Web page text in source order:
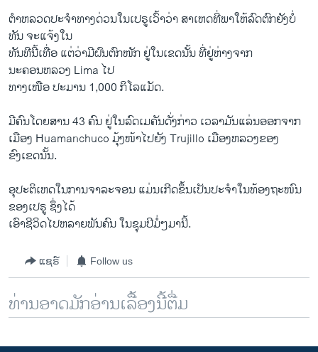
ຕໍາຫລວດປະຈໍາທາງດ່ວນໃນເປຣູເວົ້າວ່າ ສາເຫດທີ່ພາໃຫ້ລົດຕົກຍັງບໍ່
ທັນ ຈະແຈ້ງໃນ
ທັນທີນີ້ເທື່ອ ແຕ່ວ່າມີຝົນຕົກໜັກ ຢູ່ໃນເຂດນັ້ນ ທີ່ຢູ່ຫ່າງຈາກ
ນະຄອນຫລວງ Lima ໄປ
ທາງເໜືອ ປະມານ 1,000 ກິໂລແມັດ.
ມີຄົນໂດຍສານ 43 ຄົນ ຢູ່ໃນລົດເມຄັນດັ່ງກ່າວ ເວລາມັນແລ່ນອອກຈາກ
ເມືອງ Huamanchuco ມຸ້ງໜ້າໄປຍັງ Trujillo ເມືອງຫລວງຂອງ
ຂົງເຂດນັ້ນ.
ອຸປະຕິເຫດໃນການຈາລະຈອນ ແມ່ນເກີດຂຶ້ນເປັນປະຈໍາໃນທ້ອງຖະໜົນ
ຂອງເປຣູ ຊຶ່ງໄດ້
ເອົາຊີວິດໄປຫລາຍພັນຄົນ ໃນຊຸມປີມໍ່ໆມານີ້.
ແຊຣ໌ Follow us
ທ່ານອາດມັກອ່ານເລື້ອງນີ້ຕື່ມ